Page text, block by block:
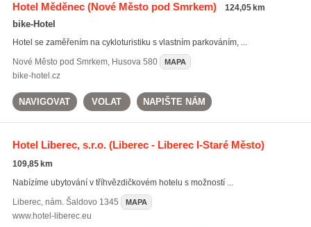
Hotel Měděnec(Nové Město pod Smrkem) 124,05 km
bike-Hotel
Hotel se zaměřením na cykloturistiku s vlastním parkováním, ...
Nové Město pod Smrkem, Husova 580 MAPA
bike-hotel.cz
NAVIGOVAT VOLAT NAPIŠTE NÁM
Hotel Liberec, s.r.o.(Liberec - Liberec I-Staré Město)
109,85 km
Nabízíme ubytování v tříhvězdičkovém hotelu s možností ...
Liberec, nám. Šaldovo 1345 MAPA
www.hotel-liberec.eu